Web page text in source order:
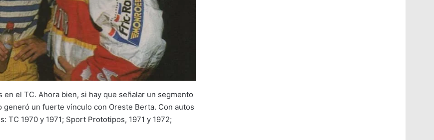
el TC. Ahora bien, si hay que señalar un segmento
un fuerte vínculo con Oreste Berta. Con autos
1970 y 1971; Sport Prototipos, 1971 y 1972;